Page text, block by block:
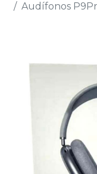
Audífonos